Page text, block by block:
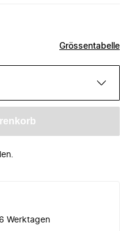
Grössentabelle
Werktagen